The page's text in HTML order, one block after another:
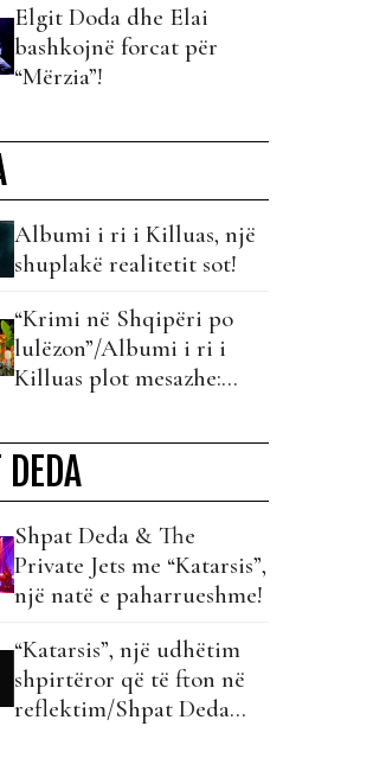
Elgit Doda dhe Elai
bashkojnë forcat për
“Mërzia”!
Albumi i ri i Killuas, një
shuplakë realitetit sot!
“Krimi në Shqipëri po
lulëzon”/Albumi i ri i
Killuas plot mesazhe:
çon askund!
Shpat Deda & The
Private Jets me “Katarsis”,
një natë e paharrueshme!
“Katarsis”, një udhëtim
shpirtëror që të fton në
reflektim/Shpat Deda